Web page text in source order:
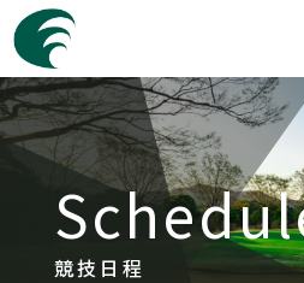
競技日程
筑紫野カントリーク
コース
ご利用